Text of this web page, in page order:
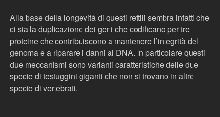
Alla base della longevità di questi rettili sembra infatti che
ci sia la duplicazione dei geni che codificano per tre
proteine che contribuiscono a mantenere l’integrità del
genoma e a riparare i danni al DNA. In particolare questi
due meccanismi sono varianti caratteristiche delle due
specie di testuggini giganti che non si trovano in altre
specie di vertebrati.